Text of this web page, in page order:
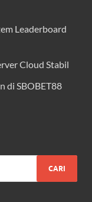
Leaderboard
Cloud Stabil
di SBOBET88